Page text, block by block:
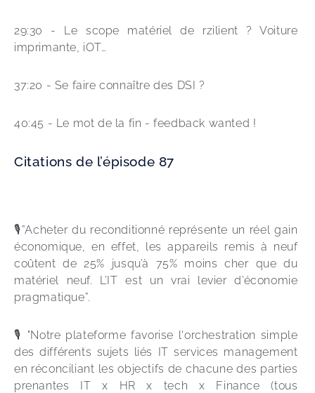
29:30 - Le scope matériel de rzilient ? Voiture
imprimante, iOT…
37:20 - Se faire connaître des DSI ?
40:45 - Le mot de la fin - feedback wanted !
Citations de l’épisode 87
🎙️”Acheter du reconditionné représente un réel gain
économique, en effet, les appareils remis à neuf
coûtent de 25% jusqu’à 75% moins cher que du
matériel neuf. L’IT est un vrai levier d’économie
pragmatique”.
🎙️ "Notre plateforme favorise l'orchestration simple
des différents sujets liés IT services management
en réconciliant les objectifs de chacune des parties
prenantes IT x HR x tech x Finance (tous